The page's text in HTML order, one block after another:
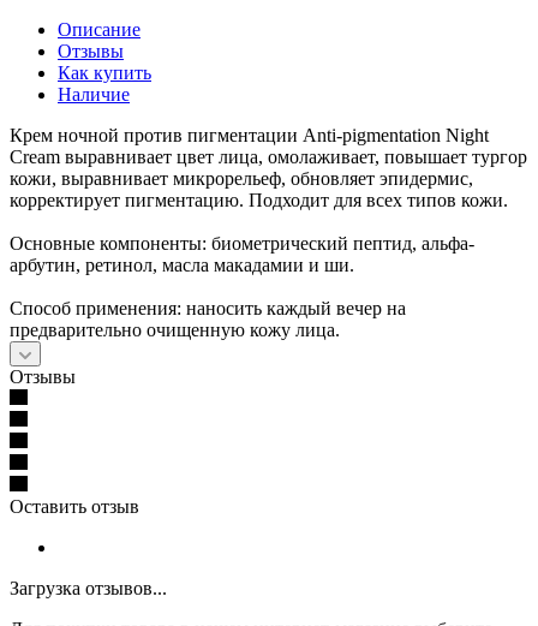
Описание
Отзывы
Как купить
Наличие
Крем ночной против пигментации Anti-pigmentation Night
Cream выравнивает цвет лица, омолаживает, повышает тургор
кожи, выравнивает микрорельеф, обновляет эпидермис,
корректирует пигментацию. Подходит для всех типов кожи.
Основные компоненты: биометрический пептид, альфа-
арбутин, ретинол, масла макадамии и ши.
Способ применения: наносить каждый вечер на
предварительно очищенную кожу лица.
Отзывы
Оставить отзыв
Загрузка отзывов...